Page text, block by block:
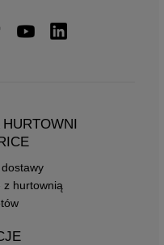
dostawy
z hurtownią